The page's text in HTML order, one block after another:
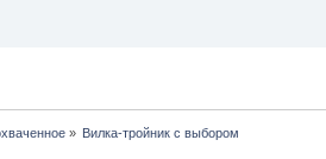
» Вилка-тройник с выбором